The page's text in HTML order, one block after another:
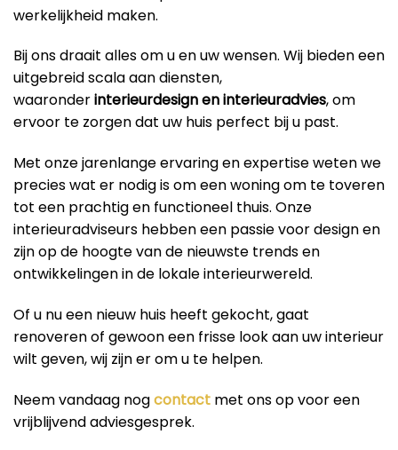
werkelijkheid maken.
Bij ons draait alles om u en uw wensen. Wij bieden een
uitgebreid scala aan diensten,
waaronderinterieurdesign en interieuradvies, om
ervoor te zorgen dat uw huis perfect bij u past.
Met onze jarenlange ervaring en expertise weten we
precies wat er nodig is om een woning om te toveren
tot een prachtig en functioneel thuis. Onze
interieuradviseurs hebben een passie voor design en
zijn op de hoogte van de nieuwste trends en
ontwikkelingen in de lokale interieurwereld.
Of u nu een nieuw huis heeft gekocht, gaat
renoveren of gewoon een frisse look aan uw interieur
wilt geven, wij zijn er om u te helpen.
Neem vandaag nogcontact met ons op voor een
vrijblijvend adviesgesprek.